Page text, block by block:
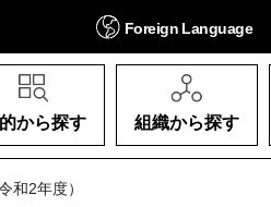
Foreign Language
から探す 組織から探す
和2年度）